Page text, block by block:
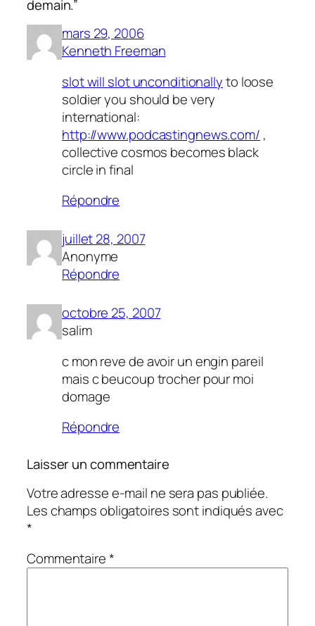
demain.”
mars 29, 2006
Kenneth Freeman
slot will slot unconditionallyto loose
soldier you should be very
international:
http://www.podcastingnews.com/ ,
collective cosmos becomes black
circle in final
Répondre
juillet 28, 2007
Anonyme
Répondre
octobre 25, 2007
salim
c mon reve de avoir un engin pareil
mais c beucoup trocher pour moi
domage
Répondre
Laisser un commentaire
Votre adresse e-mail ne sera pas publiée.
Les champs obligatoires sont indiqués avec
*
Commentaire*